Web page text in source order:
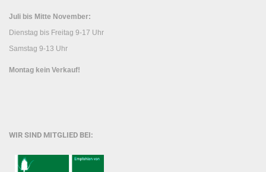
Juli bis Mitte November:
Dienstag bis Freitag 9-17 Uhr
Samstag 9-13 Uhr
Montag kein Verkauf!
WIR SIND MITGLIED BEI: